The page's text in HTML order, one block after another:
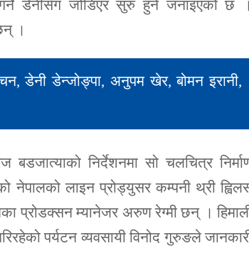
डेनीसँग जोडिएर सुरु हुने जनाइएको छ ।
।
डेनी डेन्जोङ्पा, अनुपम खेर, बोमन इरानी,
बडजात्याको निर्देशनमा सो चलचित्र
लाइन प्रोड्युसर कम्पनी थ्री
प्रोडक्सन म्यानेजर अरुण रेग्मी छन् ।
पर्यटन व्यवसायी विनोद गुरुङले